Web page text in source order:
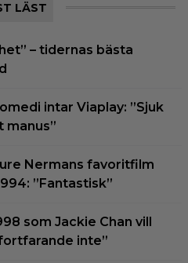
LÄST
– tidernas bästa
intar Viaplay: ”Sjuk
manus”
Nermans favoritfilm
”Fantastisk”
som Jackie Chan vill
inte”